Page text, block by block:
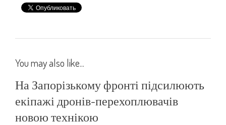
You may also like...
На Запорізькому фронті підсилюють
екіпажі дронів-перехоплювачів
новою технікою